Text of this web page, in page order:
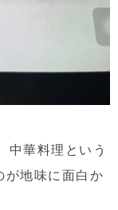
中華料理という
が地味に面白か